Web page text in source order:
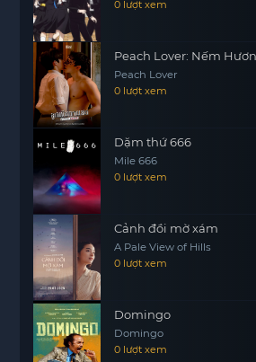
mục tiêu chung – đưa Torong trở
của Ngọc Hoàng.
Hãy cùng theo dõi hành trình của
Lùng Thỏ Ngọc (Phần 3)” để xem
công trong nhiệm vụ này hay
0 lượt xem
Peach Lover: Nếm
Peach Lover
0 lượt xem
Dặm thứ 666
Mile 666
0 lượt xem
Cảnh đồi mờ xám
A Pale View of Hills
0 lượt xem
Domingo
Domingo
0 lượt xem